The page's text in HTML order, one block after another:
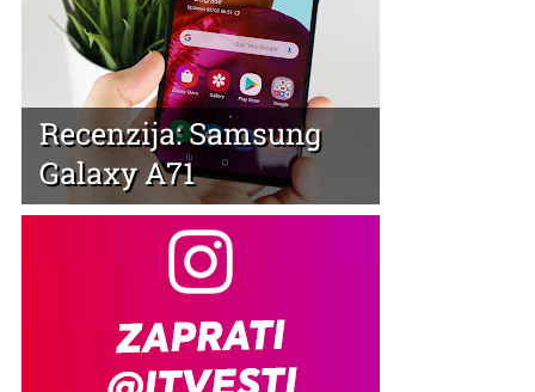
Recenzija: Samsung
Galaxy A71